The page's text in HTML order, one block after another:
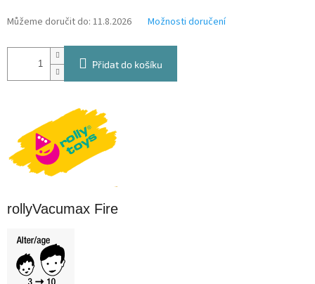
Můžeme doručit do: 11.8.2026 Možnosti doručení
Přidat do košíku
rollyVacumax Fire